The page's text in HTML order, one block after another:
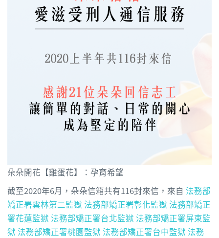
朵朵開花【雞蛋花】：孕育希望
截至2020年6月，朵朵信箱共有116封來信，來自 法務部
矯正署雲林第二監獄 法務部矯正署彰化監獄 法務部矯正
署花蓮監獄 法務部矯正署台北監獄 法務部矯正署屏東監
獄 法務部矯正署桃園監獄 法務部矯正署台中監獄 法務